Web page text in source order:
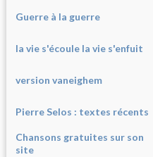
Guerre à la guerre
la vie s'écoule la vie s'enfuit
version vaneighem
Pierre Selos : textes récents
Chansons gratuites sur son
site